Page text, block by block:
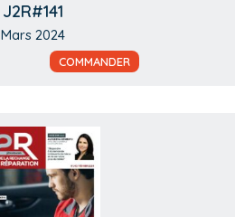
J2R#141
Mars 2024
COMMANDER